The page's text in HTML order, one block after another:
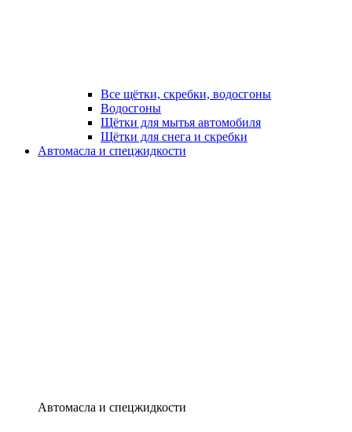
Все щётки, скребки, водосгоны
Водосгоны
Щётки для мытья автомобиля
Щётки для снега и скребки
Автомасла и спецжидкости
Автомасла и спецжидкости